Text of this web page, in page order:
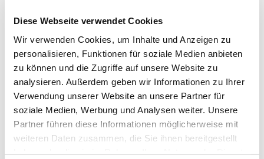
Diese Webseite verwendet Cookies
Wir verwenden Cookies, um Inhalte und Anzeigen zu
personalisieren, Funktionen für soziale Medien anbieten
zu können und die Zugriffe auf unsere Website zu
analysieren. Außerdem geben wir Informationen zu Ihrer
Verwendung unserer Website an unsere Partner für
soziale Medien, Werbung und Analysen weiter. Unsere
Partner führen diese Informationen möglicherweise mit
weiteren Daten zusammen, die Sie ihnen bereitgestellt
02403 76 - 0
02403 76 -1119
Mail schreiben